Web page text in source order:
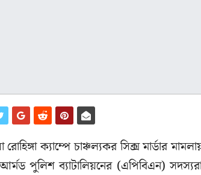
রোহিঙ্গা ক্যাম্পে চাঞ্চল্যকর সিক্স
পুলিশ ব্যাটালিয়নের (এপিবিএন)